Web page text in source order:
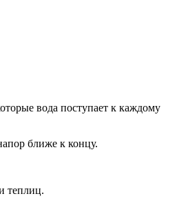
вода поступает к каждому
ближе к концу.
теплиц.